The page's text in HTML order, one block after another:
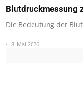
Blutdruckmessung
Die Bedeutung der
8. Mai 2026